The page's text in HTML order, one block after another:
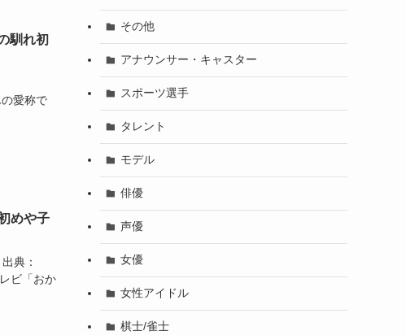
馴れ初
愛称で
めや子
典：
ビ「おか
その他
アナウンサー・キャスター
スポーツ選手
タレント
モデル
俳優
声優
女優
女性アイドル
棋士/雀士